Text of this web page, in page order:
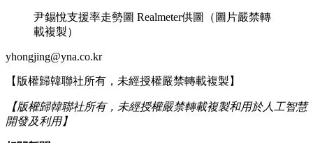
尹錫悅支援率走勢圖 Realmeter供圖（圖片嚴禁轉
載複製）
yhongjing@yna.co.kr
【版權歸韓聯社所有，未經授權嚴禁轉載複製】
【版權歸韓聯社所有，未經授權嚴禁轉載複製和用於人工智慧
開發及利用】